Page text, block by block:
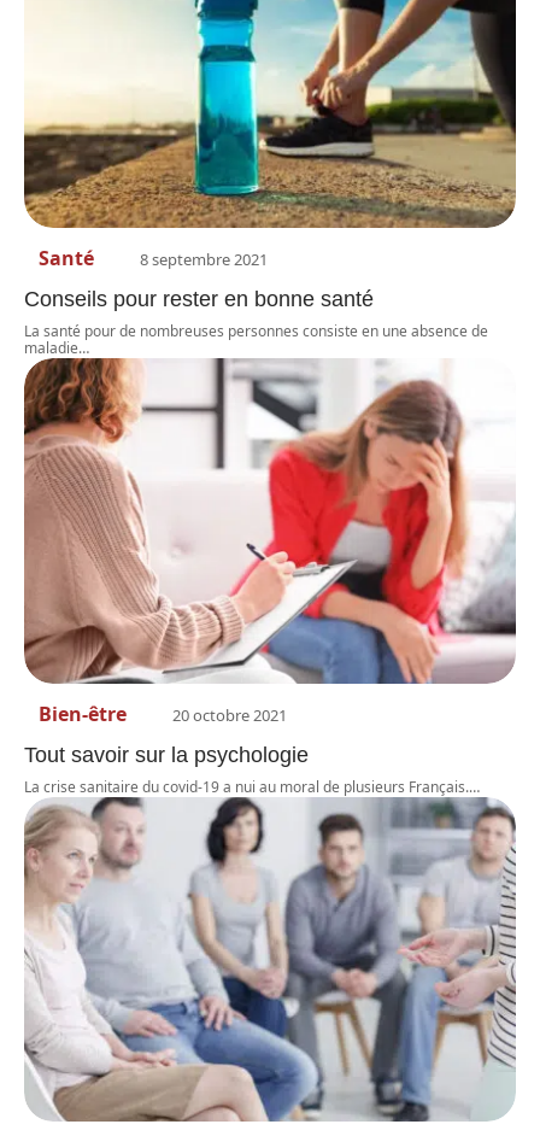
Santé 8 septembre 2021
Conseils pour rester en bonne santé
La santé pour de nombreuses personnes consiste en une absence de
maladie…
Bien-être 20 octobre 2021
Tout savoir sur la psychologie
La crise sanitaire du covid-19 a nui au moral de plusieurs Français.…